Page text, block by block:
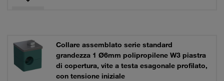
Collare assemblato serie standard
grandezza 1 Ø6mm polipropilene W3 piastra
di copertura, vite a testa esagonale profilato,
con tensione iniziale